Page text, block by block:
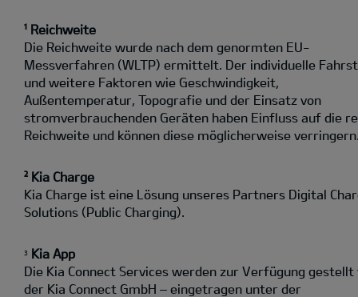
¹ Reichweite
Die Reichweite wurde nach dem genormten EU-
Messverfahren (WLTP) ermittelt. Der individuelle
und weitere Faktoren wie Geschwindigkeit,
Außentemperatur, Topografie und der Einsatz von
stromverbrauchenden Geräten haben Einfluss auf die
Reichweite und können diese möglicherweise
² Kia Charge
Kia Charge ist eine Lösung unseres Partners Digital
Solutions (Public Charging).
3 Kia App
Die Kia Connect Services werden zur Verfügung gestellt
der Kia Connect GmbH – eingetragen unter der